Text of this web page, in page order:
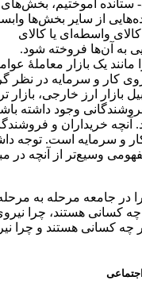
ستانده آموختیم، بخش‌های
از سایر بخش‌ها
واسطه‌ای یا کالای
به آن‌ها فروخته شود.
یک بازار معاملۀ
کار و سرمایه در نظر
بازار ارز خارجی، بازار
وجود داشته
آنچه خریداران و
کار و سرمایه است. توجه
وسیع‌تر از آنچه در
در جامعه مرحله به
چه کسانی هستند، چرا
چه کسانی هستند و چرا